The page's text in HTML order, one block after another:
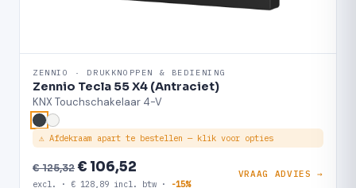
ZENNIO · DRUKKNOPPEN & BEDIENING
Zennio Tecla 55 X4 (Antraciet)
KNX Touchschakelaar 4-V
⚠ Afdekraam apart te bestellen — klik voor opties
€ 125,32€ 106,52
excl. · € 128,89 incl. btw · -15%
VRAAG ADVIES →